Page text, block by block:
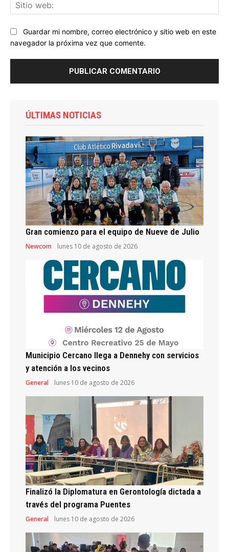
Guardar mi nombre, correo electrónico y sitio web en este
navegador la próxima vez que comente.
ÚLTIMAS NOTICIAS
Gran comienzo para el equipo de Nueve de Julio
Newcom lunes 10 de agosto de 2026
Municipio Cercano llega a Dennehy con servicios
y atención a los vecinos
General lunes 10 de agosto de 2026
Finalizó la Diplomatura en Gerontología dictada a
través del programa Puentes
General lunes 10 de agosto de 2026